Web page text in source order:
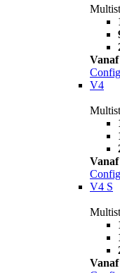
Vanaf
V4
Vanaf
V4 S
Vanaf